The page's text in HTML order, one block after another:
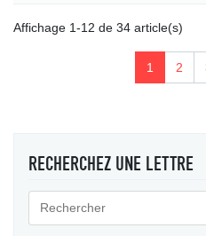
Affichage 1-12 de 34 article(s)
1 2
RECHERCHEZ UNE LETTRE